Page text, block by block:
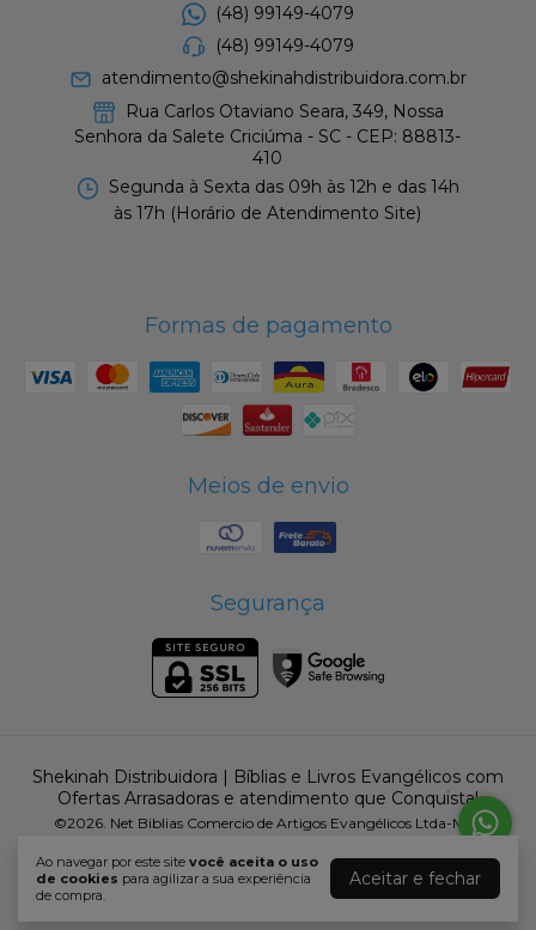
Ao navegar por este site você aceita o uso
de cookies para agilizar a sua experiência
de compra.
Aceitar e fechar
(48) 99149-4079
(48) 99149-4079
atendimento@shekinahdistribuidora.com.br
Rua Carlos Otaviano Seara, 349, Nossa
Senhora da Salete Criciúma - SC - CEP: 88813-
410
Segunda à Sexta das 09h às 12h e das 14h
às 17h (Horário de Atendimento Site)
Formas de pagamento
Meios de envio
Segurança
Shekinah Distribuidora | Bíblias e Livros Evangélicos com
Ofertas Arrasadoras e atendimento que Conquista!
©2026. Net Biblias Comercio de Artigos Evangélicos Ltda-Me -